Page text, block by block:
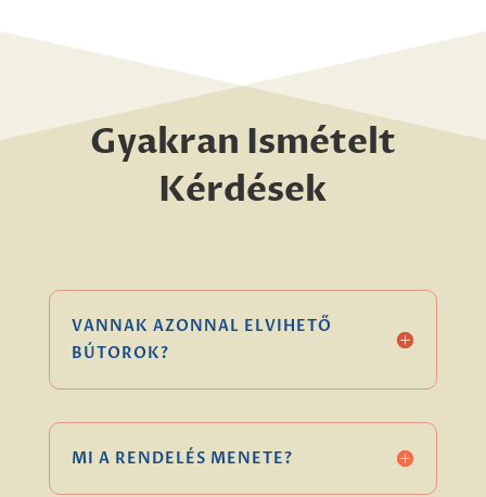
Gyakran Ismételt
Kérdések
VANNAK AZONNAL ELVIHETŐ
BÚTOROK?
MI A RENDELÉS MENETE?